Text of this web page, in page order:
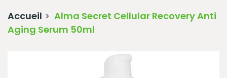
Accueil
Alma Secret Cellular Recovery Anti
Aging Serum 50ml